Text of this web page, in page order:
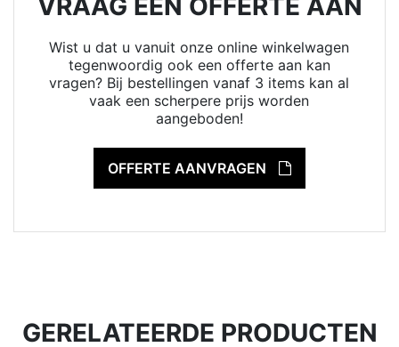
VRAAG EEN OFFERTE AAN
Wist u dat u vanuit onze online winkelwagen
tegenwoordig ook een offerte aan kan
vragen? Bij bestellingen vanaf 3 items kan al
vaak een scherpere prijs worden
aangeboden!
OFFERTE AANVRAGEN
GERELATEERDE PRODUCTEN